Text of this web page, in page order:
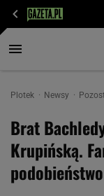
Plotek Newsy
Brat
Krupińską.